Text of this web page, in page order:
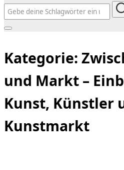
Suchen
nach:
Seitenleiste
umschalten
Kategorie:
und Markt –
Kunst, Künstler
Kunstmarkt